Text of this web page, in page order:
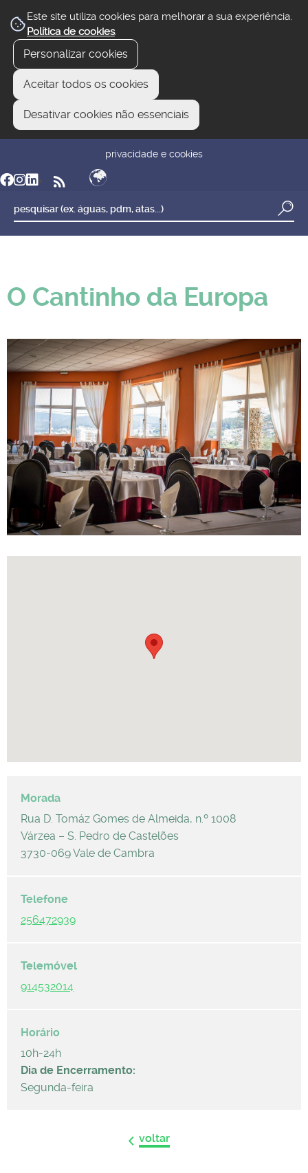
Este site utiliza cookies para melhorar a sua experiência.
Política de cookies.
Personalizar cookies
Aceitar todos os cookies
Desativar cookies não essenciais
privacidade e cookies
O Cantinho da Europa
Rua D. Tomáz Gomes de Almeida, n.º 1008
Várzea – S. Pedro de Castelões
3730-069 Vale de Cambra
256472939
914532014
10h-24h
Dia de Encerramento:
Segunda-feira
voltar